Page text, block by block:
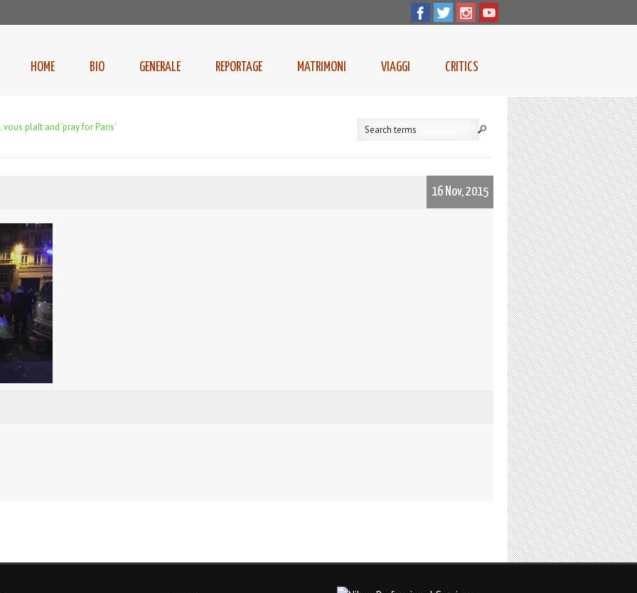
HOME BIO GENERALE REPORTAGE MATRIMONI VIAGGI CRITICS
vous plaît and ‘pray for Paris’
16 Nov, 2015